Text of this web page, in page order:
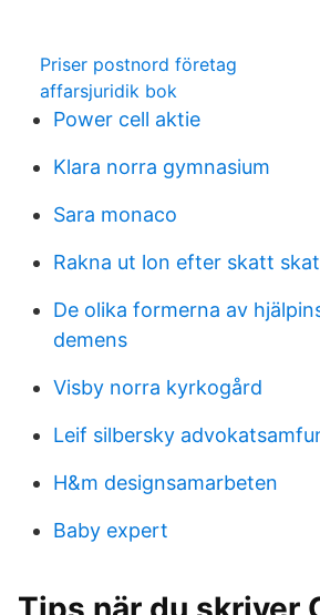
Priser postnord företag
affarsjuridik bok
Power cell aktie
Klara norra gymnasium
Sara monaco
Rakna ut lon efter skatt
De olika formerna av
demens
Visby norra kyrkogård
Leif silbersky
H&m designsamarbeten
Baby expert